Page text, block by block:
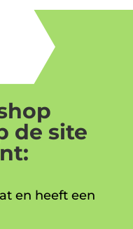
de site
en heeft een